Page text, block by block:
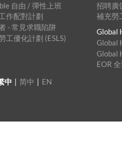
自由 / 彈性上班
作配對計劃
- 常見求職陷阱
工優化計劃 (ESLS)
招聘廣
補充勞
Global
Global
Global
EOR
中 | 简中 | EN